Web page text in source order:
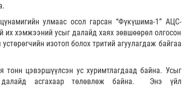
улмаас осол гарсан “Фүкүшима-1” АЦС-
их хэмжээний усыг далайд хаях зөвшөөрөл олгосон
изотоп болох тритий агуулагдаж байгаа
цэвэршүүлсэн ус хуримтлагдаад байна. Усыг
асгахаар төлөвлөж байна. Энэ үйл